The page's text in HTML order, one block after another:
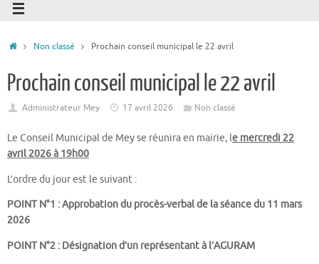
Non classé Prochain conseil municipal le 22 avril
Prochain conseil municipal le 22 avril
Administrateur Mey 17 avril 2026 Non classé
Le Conseil Municipal de Mey se réunira en mairie, le mercredi 22
avril 2026 à 19h00
L’ordre du jour est le suivant :
POINT N°1 : Approbation du procès-verbal de la séance du 11 mars
2026
POINT N°2 : Désignation d’un représentant à l’AGURAM